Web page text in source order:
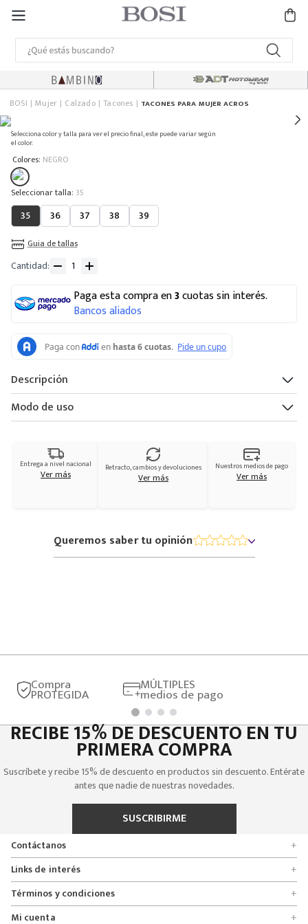
BOSI Mujer Calzado Tacones TACONES PARA MUJER ACROS
Selecciona color y talla para ver el precio final, este puede variar según
el color.
Colores: NEGRO
: 35
35 36 37 38 39
Guia de tallas
Cantidad
Paga esta compra en3cuotas sin interés.
Bancos aliados
Descripción
Modo de uso
Entrega a nivel nacional
Ver más Retracto, cambios y devoluciones
Ver más
Nuestros medios de pago
Ver más
Queremos saber tu opinión
Compra
PROTEGIDA
MÚLTIPLES
medios de pago
RECIBE 15% DE DESCUENTO EN TU
PRIMERA COMPRA
Suscríbete y recibe 15% de descuento en productos sin descuento. Entérate
antes que nadie de nuestras novedades.
SUSCRIBIRME
Contáctanos
+
Encuentra tu tienda
Formulario de solicitudes
Servicio al cliente
Links de interés +
Quienes somos
Políticas de entrega, cambio y devolución
Políticas de privacidad
Términos y condiciones +
Promociones
Mi cuenta +